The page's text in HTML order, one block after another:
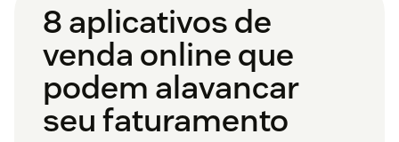
8 aplicativos de
venda online que
podem alavancar
seu faturamento